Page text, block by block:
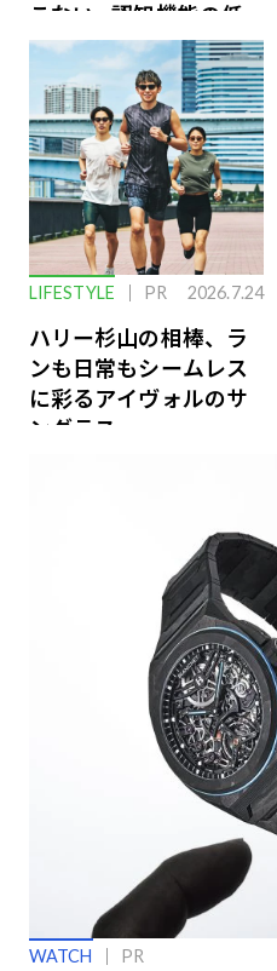
こない…認知機能の低
下を救う、脳のインナ
ーケアとは
LIFESTYLE PR 2026.7.24
ハリー杉山の相棒、ラ
ンも日常もシームレス
に彩るアイヴォルのサ
ングラス
WATCH PR